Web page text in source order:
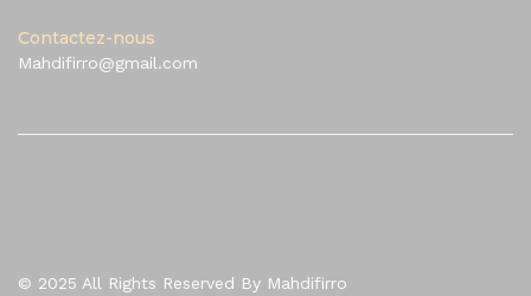
Contactez-nous
Mahdifirro@gmail.com
© 2025 All Rights Reserved By Mahdifirro